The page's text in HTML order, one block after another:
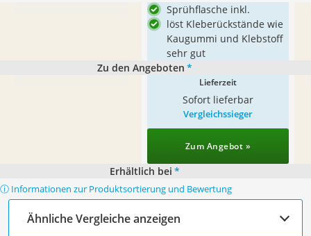
Sprühflasche inkl.
löst Kleberückstände wie
Kaugummi und Klebstoff
sehr gut
Zu den Angeboten *
Lieferzeit
Sofort lieferbar
Vergleichssieger
Zum Angebot »
Erhältlich bei *
ⓘ Informationen zur Produktsortierung und Bewertung
Ähnliche Vergleiche anzeigen